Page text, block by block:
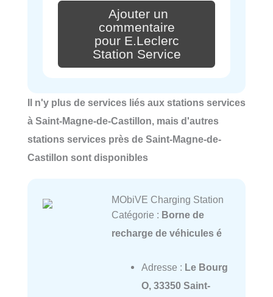
Ajouter un
commentaire
pour E.Leclerc
Station Service
Il n'y plus de services liés aux stations services
à Saint-Magne-de-Castillon, mais d'autres
stations services près de Saint-Magne-de-
Castillon sont disponibles
MObiVE Charging Station
Catégorie : Borne de
recharge de véhicules é
Adresse : Le Bourg
O, 33350 Saint-